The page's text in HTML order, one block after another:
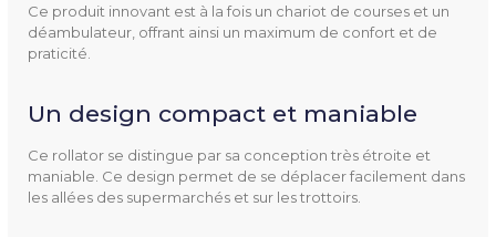
Ce produit innovant est à la fois un chariot de courses et un
déambulateur, offrant ainsi un maximum de confort et de
praticité.
Un design compact et maniable
Ce rollator se distingue par sa conception très étroite et
maniable. Ce design permet de se déplacer facilement dans
les allées des supermarchés et sur les trottoirs.
Hauteur
Poignées : 88,5 - 92,5 - 95,5
- 98,5 cm